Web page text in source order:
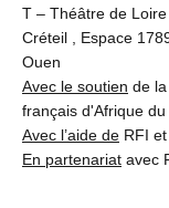
T – Théâtre de
Créteil , Espace
Ouen
Avec le soutien de
français d'Afrique
Avec l’aide de RFI
En partenariat avec